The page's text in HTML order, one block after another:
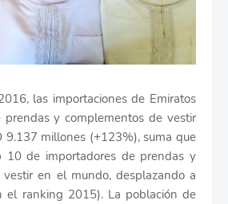
las importaciones de Emiratos
y complementos de vestir
9.137 millones (+123%), suma que
de importadores de prendas y
en el mundo, desplazando a
el ranking 2015). La población de